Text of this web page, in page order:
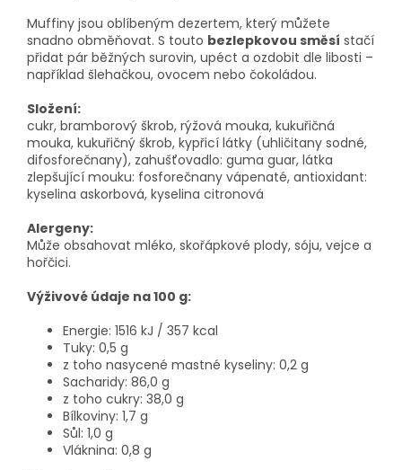
Muffiny jsou oblíbeným dezertem, který můžete
snadno obměňovat. S touto bezlepkovou směsí stačí
přidat pár běžných surovin, upéct a ozdobit dle libosti –
například šlehačkou, ovocem nebo čokoládou.
Složení:
cukr, bramborový škrob, rýžová mouka, kukuřičná
mouka, kukuřičný škrob, kypřicí látky (uhličitany sodné,
difosforečnany), zahušťovadlo: guma guar, látka
zlepšující mouku: fosforečnany vápenaté, antioxidant:
kyselina askorbová, kyselina citronová
Alergeny:
Může obsahovat mléko, skořápkové plody, sóju, vejce a
hořčici.
Výživové údaje na 100 g:
Energie: 1516 kJ / 357 kcal
Tuky: 0,5 g
z toho nasycené mastné kyseliny: 0,2 g
Sacharidy: 86,0 g
z toho cukry: 38,0 g
Bílkoviny: 1,7 g
Sůl: 1,0 g
Vláknina: 0,8 g